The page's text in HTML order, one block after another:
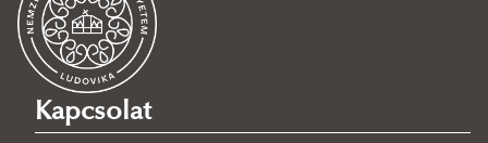
the NUPS
About the Jean Monnet Module
Jean Monnet Team
Jean Monnet Courses
Munkatársi mobilitás
Oktatás és képzés – jó gyakorlatok
Kiutazóknak
Pályázati felhívás
Hallgatói mobilitás
Vágj bele! - It's worth a try
Erasmus+ pályázati felhívás
Kapcsolat